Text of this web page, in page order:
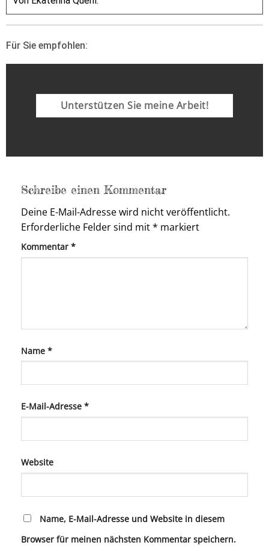
Für Sie empfohlen:
Unterstützen Sie meine Arbeit!
Schreibe einen Kommentar
Deine E-Mail-Adresse wird nicht veröffentlicht.
Erforderliche Felder sind mit* markiert
Kommentar *
Name *
E-Mail-Adresse *
Website
Name, E-Mail-Adresse und Website in diesem
Browser für meinen nächsten Kommentar speichern.